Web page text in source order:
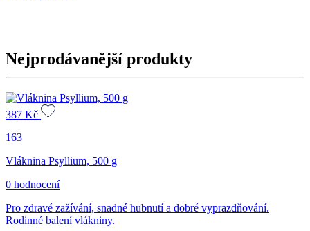
Nejprodávanější produkty
387 Kč
163
Vláknina Psyllium, 500 g
0 hodnocení
Pro zdravé zažívání, snadné hubnutí a dobré vyprazdňování.
Rodinné balení vlákniny.